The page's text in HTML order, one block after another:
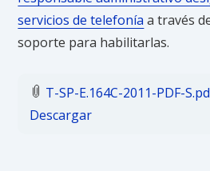
servicios de telefonía a través
soporte para habilitarlas.
Archivos adjuntos
T-SP-E.164C-2011-PDF-
Descargar